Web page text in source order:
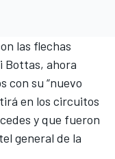
las flechas
Bottas, ahora
con su “nuevo
en los circuitos
y que fueron
general de la